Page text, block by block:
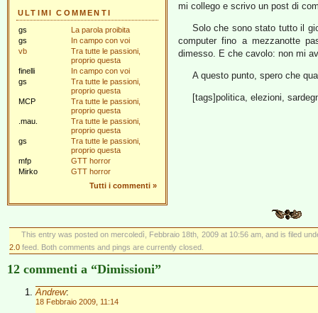
ULTIMI COMMENTI
gs
La parola proibita
gs
In campo con voi
vb
Tra tutte le passioni,
proprio questa
finelli
In campo con voi
gs
Tra tutte le passioni,
proprio questa
MCP
Tra tutte le passioni,
proprio questa
.mau.
Tra tutte le passioni,
proprio questa
gs
Tra tutte le passioni,
proprio questa
mfp
GTT horror
Mirko
GTT horror
Tutti i commenti »
mi collego e scrivo un post di
Solo che sono stato tutto il
computer fino a mezzanotte
dimesso. E che cavolo: non mi
A questo punto, spero che
[tags]politica, elezioni,
This entry was posted on mercoledì, Febbraio 18th, 2009 at 10:56 am, and is filed
2.0 feed. Both comments and pings are currently closed.
12 commenti a “Dimissioni”
Andrew:
18 Febbraio 2009, 11:14